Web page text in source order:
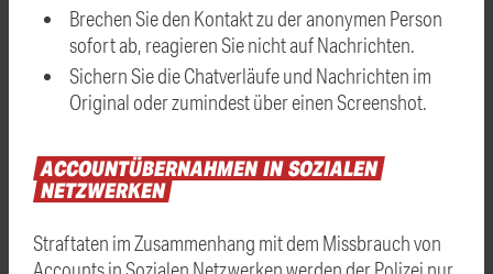
Brechen Sie den Kontakt zu der anonymen Person
sofort ab, reagieren Sie nicht auf Nachrichten.
Sichern Sie die Chatverläufe und Nachrichten im
Original oder zumindest über einen Screenshot.
ACCOUNTÜBERNAHMENINSOZIALEN
NETZWERKEN
Straftaten im Zusammenhang mit dem Missbrauch von